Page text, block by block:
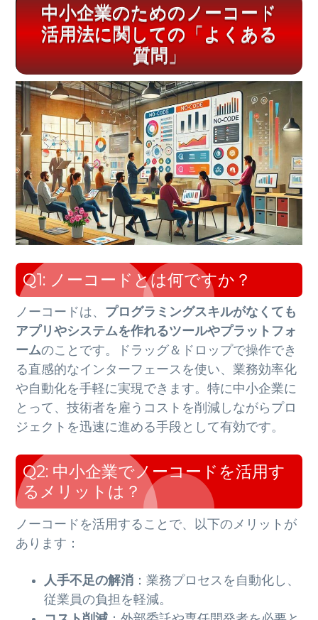
中小企業のためのノーコード
活用法に関しての「よくある
質問」
Q1: ノーコードとは何ですか？
ノーコードは、 プログラミングスキルがなくても
アプリやシステムを作れるツールやプラットフォ
ームのことです。ドラッグ＆ドロップで操作でき
る直感的なインターフェースを使い、業務効率化
や自動化を手軽に実現できます。特に中小企業に
とって、技術者を雇うコストを削減しながらプロ
ジェクトを迅速に進める手段として有効です。
Q2: 中小企業でノーコードを活用す
るメリットは？
ノーコードを活用することで、以下のメリットが
あります：
人手不足の解消 ：業務プロセスを自動化し、
従業員の負担を軽減。